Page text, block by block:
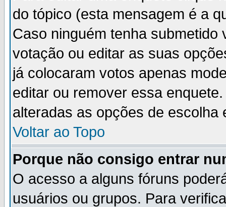
do tópico (esta mensagem é a
Caso ninguém tenha
votação ou editar as suas
já colocaram votos apenas
editar ou remover essa
alteradas as opções de escolha
Voltar ao Topo
Porque não consigo entrar
O acesso a alguns fóruns
usuários ou grupos. Para